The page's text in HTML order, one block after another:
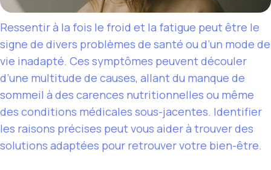
Ressentir à la fois le froid et la fatigue peut être le
signe de divers problèmes de santé ou d’un mode de
vie inadapté. Ces symptômes peuvent découler
d’une multitude de causes, allant du manque de
sommeil à des carences nutritionnelles ou même
des conditions médicales sous-jacentes. Identifier
les raisons précises peut vous aider à trouver des
solutions adaptées pour retrouver votre bien-être.